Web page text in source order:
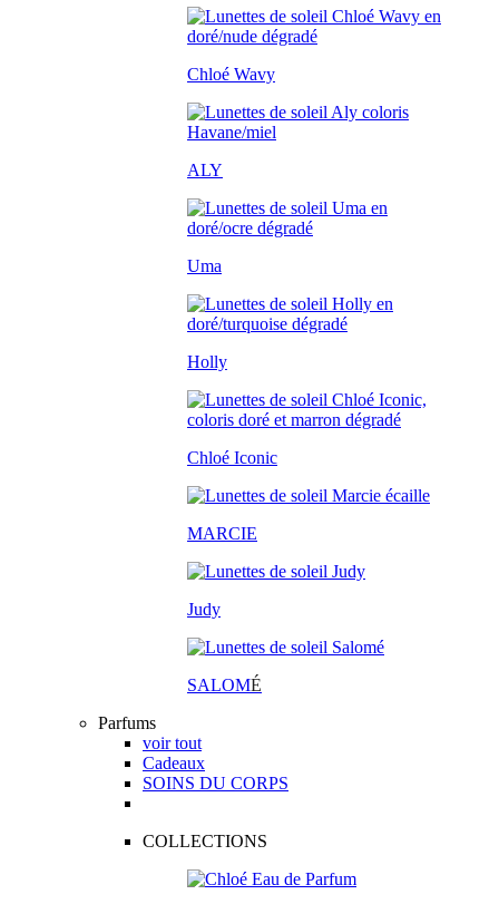
Chloé Wavy
ALY
Uma
Holly
Chloé Iconic
MARCIE
Judy
SALOMÉ
Parfums
voir tout
Cadeaux
SOINS DU CORPS
COLLECTIONS